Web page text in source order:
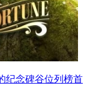
纪念碑谷位列榜首